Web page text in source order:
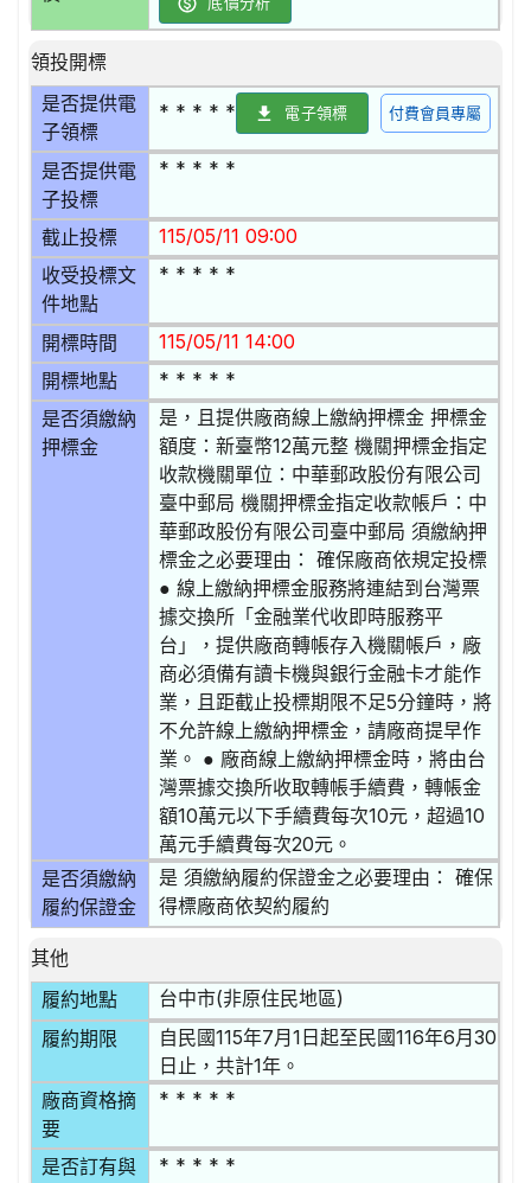
領投開標
是否提供電
子領標
* * * * * 電子領標 付費會員專屬
是否提供電
子投標
* * * * *
截止投標 115/05/11 09:00
收受投標文
件地點
* * * * *
開標時間 115/05/11 14:00
開標地點 * * * * *
是否須繳納
押標金
是，且提供廠商線上繳納押標金 押標金
額度：新臺幣12萬元整 機關押標金指定
收款機關單位：中華郵政股份有限公司
臺中郵局 機關押標金指定收款帳戶：中
華郵政股份有限公司臺中郵局 須繳納押
標金之必要理由： 確保廠商依規定投標
● 線上繳納押標金服務將連結到台灣票
據交換所「金融業代收即時服務平
台」，提供廠商轉帳存入機關帳戶，廠
商必須備有讀卡機與銀行金融卡才能作
業，且距截止投標期限不足5分鐘時，將
不允許線上繳納押標金，請廠商提早作
業。 ● 廠商線上繳納押標金時，將由台
灣票據交換所收取轉帳手續費，轉帳金
額10萬元以下手續費每次10元，超過10
萬元手續費每次20元。
是否須繳納
履約保證金
是 須繳納履約保證金之必要理由： 確保
得標廠商依契約履約
其他
履約地點
台中市(非原住民地區)
履約期限
自民國115年7月1日起至民國116年6月30
日止，共計1年。
廠商資格摘
要
* * * * *
是否訂有與
* * * * *